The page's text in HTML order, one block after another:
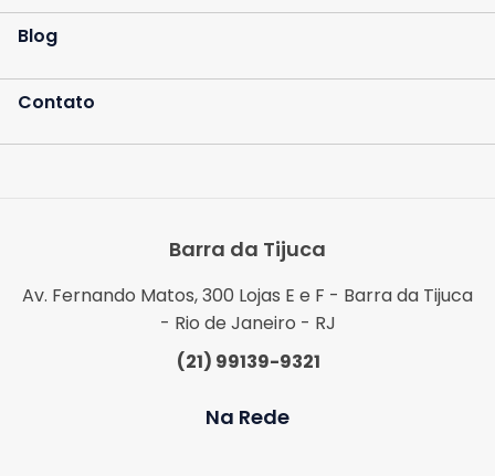
Blog
Contato
Barra da Tijuca
Av. Fernando Matos, 300 Lojas E e F - Barra da Tijuca
- Rio de Janeiro - RJ
(21) 99139-9321
Na Rede